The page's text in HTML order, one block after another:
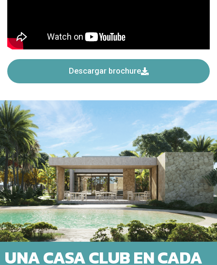
Descargar brochure
UNA CASA CLUB EN CADA